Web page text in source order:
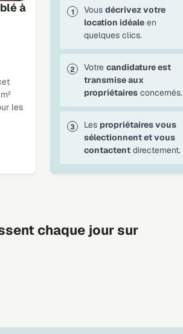
à
les
Vous décrivez votre
location idéale en
quelques clics.
Votre candidature est
transmise aux
propriétaires concernés.
Les propriétaires vous
sélectionnent et vous
contactent directement.
chaque jour sur